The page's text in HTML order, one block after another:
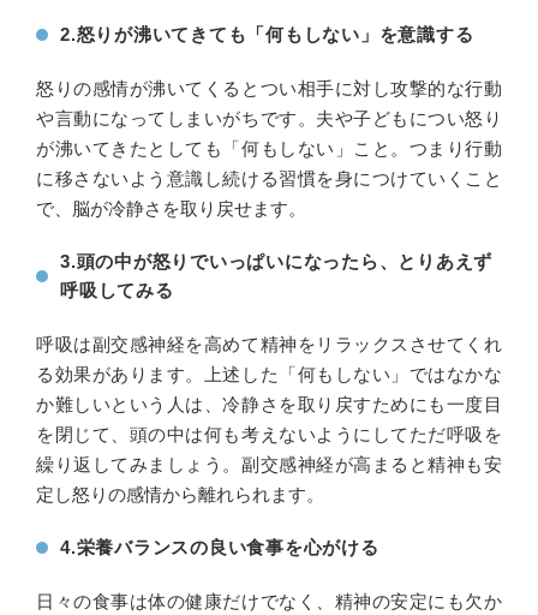
2.怒りが沸いてきても「何もしない」を意識する
怒りの感情が沸いてくるとつい相手に対し攻撃的な行動
や言動になってしまいがちです。夫や子どもについ怒り
が沸いてきたとしても「何もしない」こと。つまり行動
に移さないよう意識し続ける習慣を身につけていくこと
で、脳が冷静さを取り戻せます。
3.頭の中が怒りでいっぱいになったら、とりあえず
呼吸してみる
呼吸は副交感神経を高めて精神をリラックスさせてくれ
る効果があります。上述した「何もしない」ではなかな
か難しいという人は、冷静さを取り戻すためにも一度目
を閉じて、頭の中は何も考えないようにしてただ呼吸を
繰り返してみましょう。副交感神経が高まると精神も安
定し怒りの感情から離れられます。
4.栄養バランスの良い食事を心がける
日々の食事は体の健康だけでなく、精神の安定にも欠か